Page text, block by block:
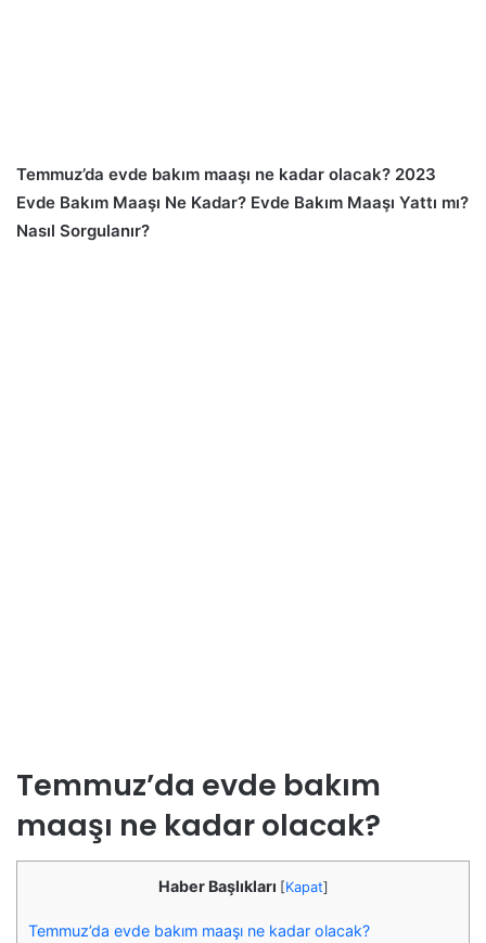
Temmuz’da evde bakım maaşı ne kadar olacak? 2023
Evde Bakım Maaşı Ne Kadar? Evde Bakım Maaşı Yattı mı?
Nasıl Sorgulanır?
Temmuz’da evde bakım
maaşı ne kadar olacak?
Haber Başlıkları [Kapat]
Temmuz’da evde bakım maaşı ne kadar olacak?